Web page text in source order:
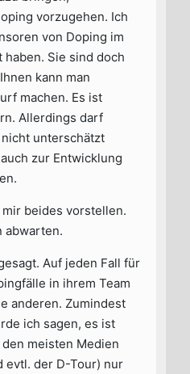
vorzugehen. Ich
von Doping im
Sie sind doch
kann man
machen. Es ist
Allerdings darf
unterschätzt
zur Entwicklung
beides vorstellen.
abwarten.
Auf jeden Fall für
in ihrem Team
anderen. Zumindest
ich sagen, es ist
meisten Medien
evtl. der D-Tour) nur